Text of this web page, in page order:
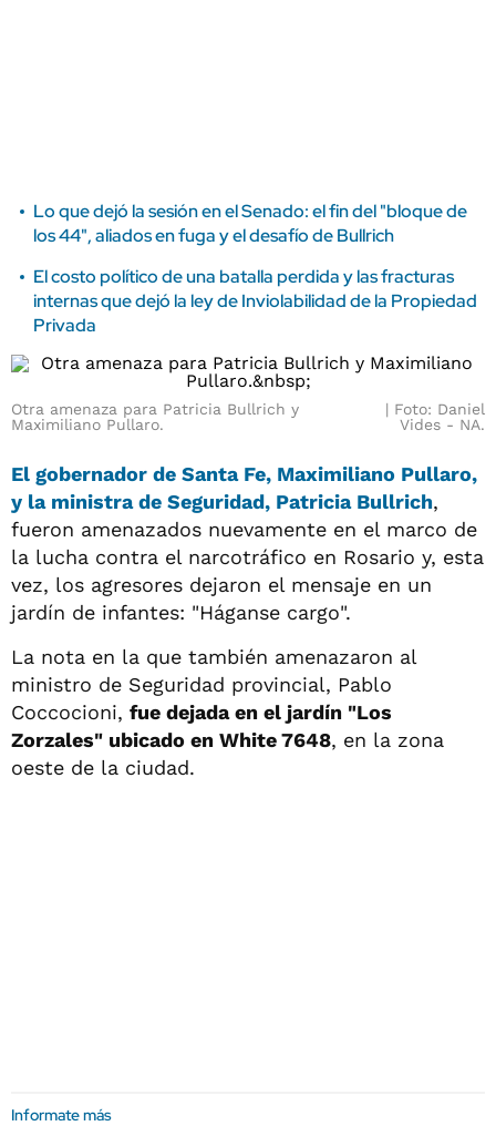
Lo que dejó la sesión en el Senado: el fin del "bloque de
los 44", aliados en fuga y el desafío de Bullrich
El costo político de una batalla perdida y las fracturas
internas que dejó la ley de Inviolabilidad de la Propiedad
Privada
Otra amenaza para Patricia Bullrich y
Maximiliano Pullaro.
Foto: Daniel
Vides - NA.
El gobernador de Santa Fe, Maximiliano Pullaro,
y la ministra de Seguridad, Patricia Bullrich,
fueron amenazados nuevamente en el marco de
la lucha contra el narcotráfico en Rosario y, esta
vez, los agresores dejaron el mensaje en un
jardín de infantes: "Háganse cargo".
La nota en la que también amenazaron al
ministro de Seguridad provincial, Pablo
Coccocioni, fue dejada en el jardín "Los
Zorzales" ubicado en White 7648, en la zona
oeste de la ciudad.
Informate más